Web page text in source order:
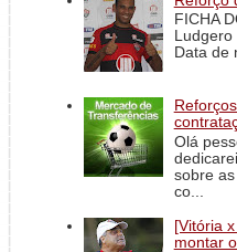
FICHA
Data de
Olá
sobre
co...
[Vitória
montar